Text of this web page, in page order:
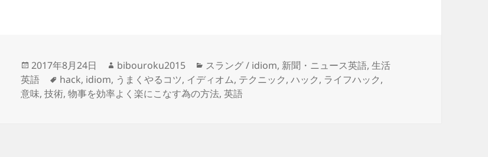
投
稿
日:
2017年8月24日
作
成
者
bibouroku2015
カ
テ
ゴ
スラング / idiom, 新聞・ニュース英語,生活
英語
タ
グ
hack, idiom, うまくやるコツ, イディオム, テクニック,ハック, ライフハック,
意味,技術,物事を効率よく楽にこなす為の方法,英語